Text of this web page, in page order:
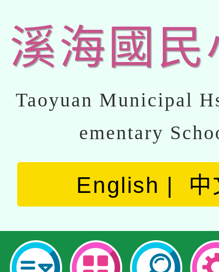
溪海國民
Taoyuan Municipal
ementary
English 中